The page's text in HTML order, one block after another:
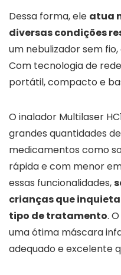
Dessa forma, ele atua
diversas condições
um nebulizador sem
Com tecnologia de
portátil, compacto e
O inalador Multilaser
grandes quantidades
medicamentos como
rápida e com menor
essas funcionalidades,
crianças que
tipo de tratamento.
uma ótima máscara
adequado e excelente